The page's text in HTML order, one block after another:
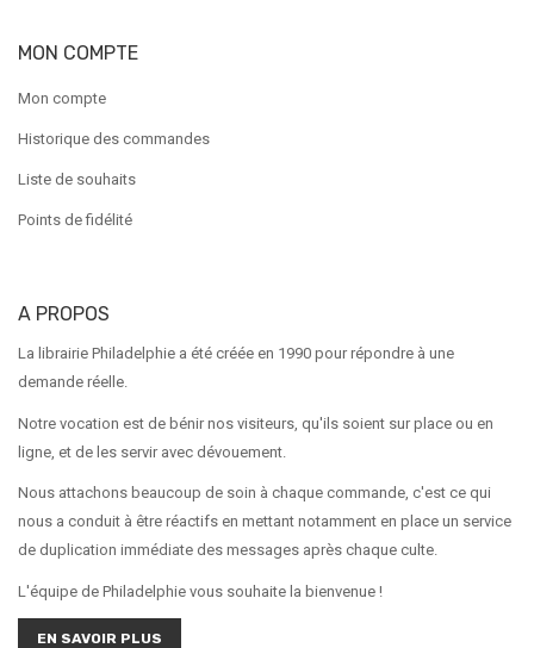
MON COMPTE
Mon compte
Historique des commandes
Liste de souhaits
Points de fidélité
A PROPOS
La librairie Philadelphie a été créée en 1990 pour répondre à une
demande réelle.
Notre vocation est de bénir nos visiteurs, qu'ils soient sur place ou en
ligne, et de les servir avec dévouement.
Nous attachons beaucoup de soin à chaque commande, c'est ce qui
nous a conduit à être réactifs en mettant notamment en place un service
de duplication immédiate des messages après chaque culte.
L'équipe de Philadelphie vous souhaite la bienvenue !
EN SAVOIR PLUS